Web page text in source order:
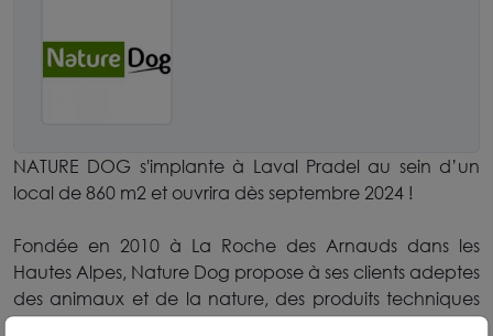
NATURE DOG s'implante à Laval Pradel au sein d’un
local de 860 m2 et ouvrira dès septembre 2024 !
Fondée en 2010 à La Roche des Arnauds dans les
Hautes Alpes, Nature Dog propose à ses clients adeptes
des animaux et de la nature, des produits techniques